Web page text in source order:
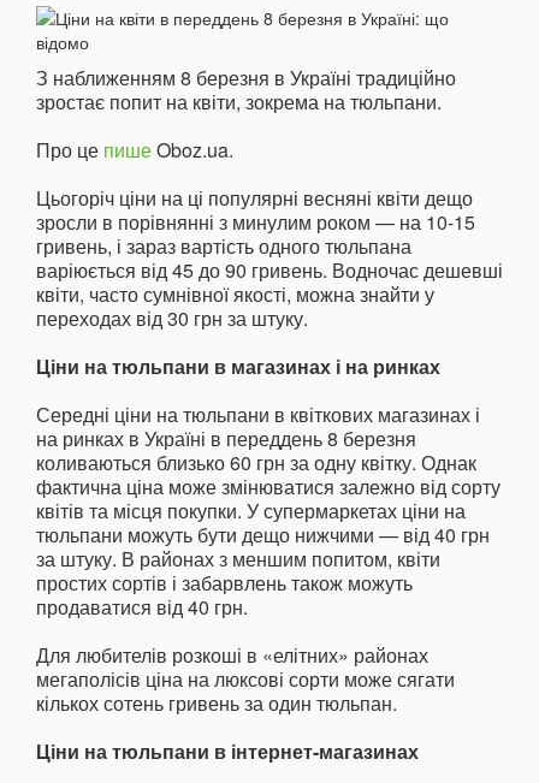
З наближенням 8 березня в Україні традиційно
зростає попит на квіти, зокрема на тюльпани.
Про це пишеOboz.ua.
Цьогоріч ціни на ці популярні весняні квіти дещо
зросли в порівнянні з минулим роком — на 10-15
гривень, і зараз вартість одного тюльпана
варіюється від 45 до 90 гривень. Водночас дешевші
квіти, часто сумнівної якості, можна знайти у
переходах від 30 грн за штуку.
Ціни на тюльпани в магазинах і на ринках
Середні ціни на тюльпани в квіткових магазинах і
на ринках в Україні в переддень 8 березня
коливаються близько 60 грн за одну квітку. Однак
фактична ціна може змінюватися залежно від сорту
квітів та місця покупки. У супермаркетах ціни на
тюльпани можуть бути дещо нижчими — від 40 грн
за штуку. В районах з меншим попитом, квіти
простих сортів і забарвлень також можуть
продаватися від 40 грн.
Для любителів розкоші в «елітних» районах
мегаполісів ціна на люксові сорти може сягати
кількох сотень гривень за один тюльпан.
Ціни на тюльпани в інтернет-магазинах